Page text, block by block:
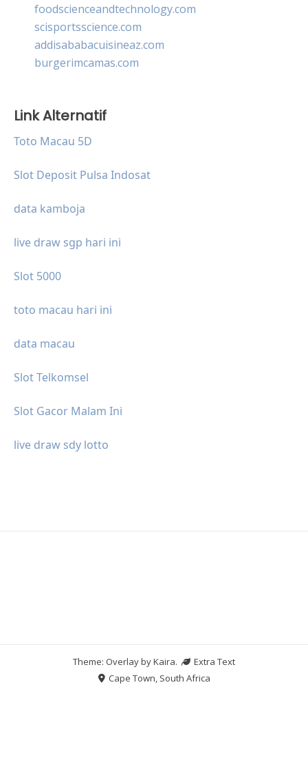
foodscienceandtechnology.com
scisportsscience.com
addisababacuisineaz.com
burgerimcamas.com
Link Alternatif
Toto Macau 5D
Slot Deposit Pulsa Indosat
data kamboja
live draw sgp hari ini
Slot 5000
toto macau hari ini
data macau
Slot Telkomsel
Slot Gacor Malam Ini
live draw sdy lotto
Theme: Overlay byKaira.
Extra Text
Cape Town, South Africa